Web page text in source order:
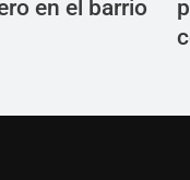
en el barrio